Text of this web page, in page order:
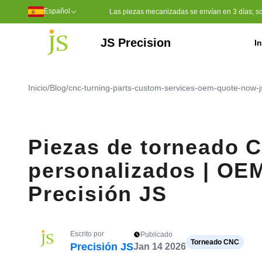
Español Las piezas mecanizadas se envían en 3 días;
JS Precision
Inicio/Blog/cnc-turning-parts-custom-services-oem-quote-now-
Piezas de torneado
personalizados |
Precisión JS
Escrito por
Precisión JS
Publicado
Jan 14 2026 Torneado CNC